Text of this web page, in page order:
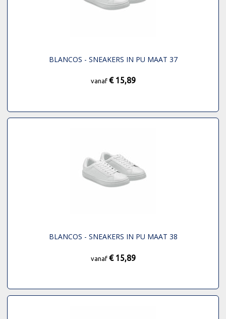
BLANCOS - SNEAKERS IN PU MAAT 37
vanaf € 15,89
BLANCOS - SNEAKERS IN PU MAAT 38
vanaf € 15,89